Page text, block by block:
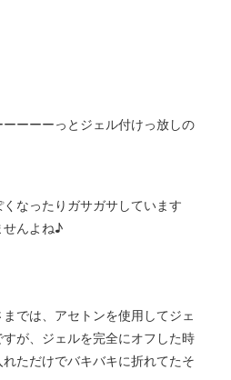
ーーーっとジェル付けっ放しの
なったりガサガサしています
せんよね♪
では、アセトンを使用してジェ
が、ジェルを完全にオフした時
ただけでバキバキに折れてたそ